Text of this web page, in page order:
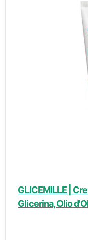
GLICEMILLE |
Glicerina, Olio